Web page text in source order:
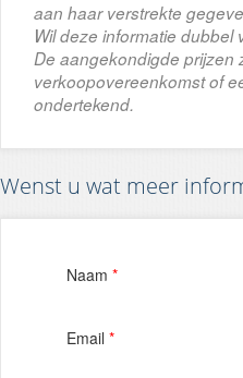
aan haar verstrekte
Wil deze informatie
De aangekondigde prijzen
verkoopovereenkomst of
ondertekend.
Wenst u wat meer
Naam *
Email *